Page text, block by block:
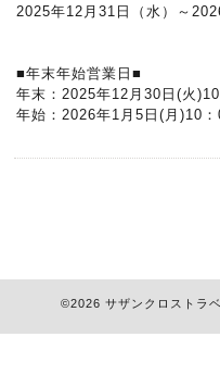
2025年12月31日（水）～
■年末年始営業日■
年末：2025年12月30日(火)
年始：2026年1月5日(月)10
©2026 サザンクロストラ